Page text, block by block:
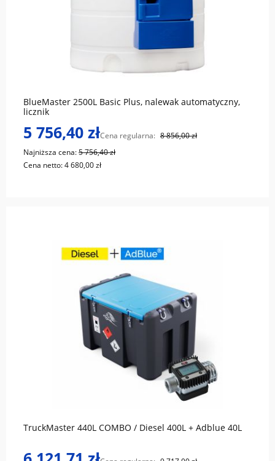
BlueMaster 2500L Basic Plus, nalewak automatyczny,
licznik
5 756,40 złCena regularna: 8 856,00 zł
Najniższa cena:5 756,40 zł
Cena netto:4 680,00 zł
TruckMaster 440L COMBO / Diesel 400L + Adblue 40L